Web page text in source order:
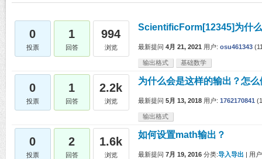
0
投票
1
回答
994
浏览
ScientificForm[12345]为什
最新提问 4月 21, 2021 用户: osu461343 (
输出格式 基础数学
0
投票
1
回答
2.2k
浏览
为什么会是这样的输出？怎
最新提问 5月 13, 2018 用户: 1762170841 (
输出格式
0
投票
2
回答
1.6k
浏览
如何设置math输出？
最新提问 7月 19, 2016 分类:导入导出 用